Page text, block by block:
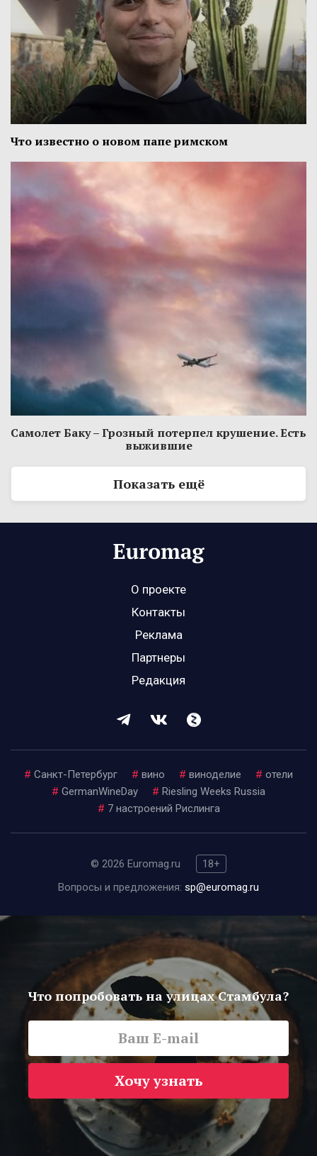
Что известно о новом папе римском
Самолет Баку – Грозный потерпел крушение. Есть
выжившие
Показать ещё
О проекте
Контакты
Реклама
Партнеры
Редакция
# Санкт-Петербург # вино # виноделие # отели
# GermanWineDay # Riesling Weeks Russia
# 7 настроений Рислинга
© 2026 Euromag.ru
18+
Вопросы и предложения: sp@euromag.ru
Что попробовать на улицах Стамбула?
Хочу узнать